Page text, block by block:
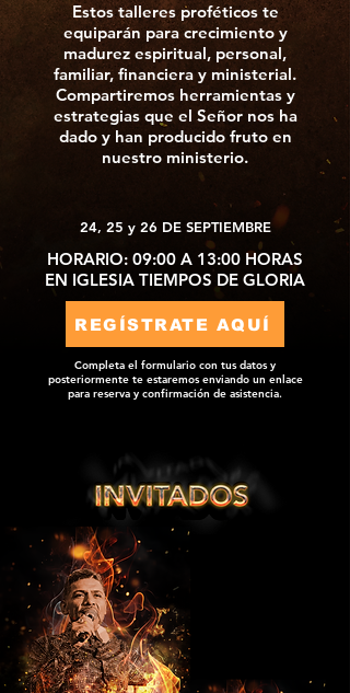
Estos talleres proféticos te
equiparán para crecimiento y
madurez espiritual, personal,
familiar, financiera y ministerial.
Compartiremos herramientas y
estrategias que el Señor nos ha
dado y han producido fruto en
nuestro ministerio.
24, 25 y 26 DE SEPTIEMBRE
HORARIO: 09:00 A 13:00 HORAS
EN IGLESIA TIEMPOS DE GLORIA
REGÍSTRATE AQUÍ
Completa el formulario con tus datos y
posteriormente te estaremos enviando un enlace
para reserva y confirmación de asistencia.